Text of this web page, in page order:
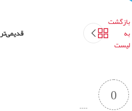
بازگشت
به
لیست
قدیمی‌تر
0